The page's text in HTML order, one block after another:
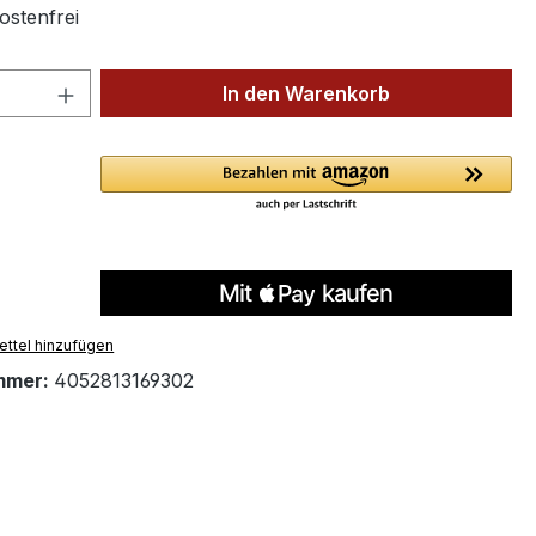
Anzahl: Gib den gewünschten Wert
In den Warenkorb
hinzufügen
4052813169302